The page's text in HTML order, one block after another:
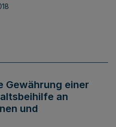
Gewährung einer
an
und